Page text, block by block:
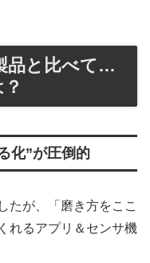
品と比べて…
化”が圧倒的
たが、「磨き方をここ
れるアプリ＆センサ機